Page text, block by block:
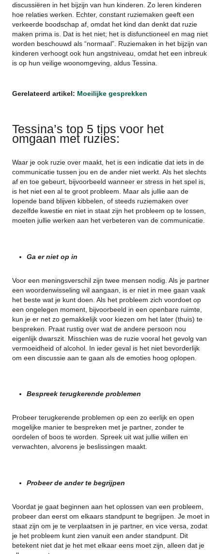
discussiëren in het bijzijn van hun kinderen. Zo leren kinderen
hoe relaties werken. Echter, constant ruziemaken geeft een
verkeerde boodschap af, omdat het kind dan denkt dat ruzie
maken prima is. Dat is het niet; het is disfunctioneel en mag niet
worden beschouwd als “normaal”. Ruziemaken in het bijzijn van
kinderen verhoogt ook hun angstniveau, omdat het een inbreuk
is op hun veilige woonomgeving, aldus Tessina.
Gerelateerd artikel: Moeilijke gesprekken
Tessina’s top 5 tips voor het
omgaan met ruzies:
Waar je ook ruzie over maakt, het is een indicatie dat iets in de
communicatie tussen jou en de ander niet werkt. Als het slechts
af en toe gebeurt, bijvoorbeeld wanneer er stress in het spel is,
is het niet een al te groot probleem. Maar als jullie aan de
lopende band blijven kibbelen, of steeds ruziemaken over
dezelfde kwestie en niet in staat zijn het probleem op te lossen,
moeten jullie werken aan het verbeteren van de communicatie.
Ga er niet op in
Voor een meningsverschil zijn twee mensen nodig. Als je partner
een woordenwisseling wil aangaan, is er niet in mee gaan vaak
het beste wat je kunt doen. Als het probleem zich voordoet op
een ongelegen moment, bijvoorbeeld in een openbare ruimte,
kun je er net zo gemakkelijk voor kiezen om het later (thuis) te
bespreken. Praat rustig over wat de andere persoon nou
eigenlijk dwarszit. Misschien was de ruzie vooral het gevolg van
vermoeidheid of alcohol. In ieder geval is het niet bevorderlijk
om een discussie aan te gaan als de emoties hoog oplopen.
Bespreek terugkerende problemen
Probeer terugkerende problemen op een zo eerlijk en open
mogelijke manier te bespreken met je partner, zonder te
oordelen of boos te worden. Spreek uit wat jullie willen en
verwachten, alvorens je beslissingen maakt.
Probeer de ander te begrijpen
Voordat je gaat beginnen aan het oplossen van een probleem,
probeer dan eerst om elkaars standpunt te begrijpen. Je moet in
staat zijn om je te verplaatsen in je partner, en vice versa, zodat
je het probleem kunt zien vanuit een ander standpunt. Dit
betekent niet dat je het met elkaar eens moet zijn, alleen dat je